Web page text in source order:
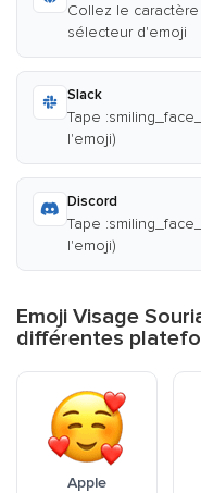
Collez le
sélecteur d'emoji
Slack
Tape
l'emoji)
Discord
Tape
l'emoji)
Emoji Visage
différentes
Apple